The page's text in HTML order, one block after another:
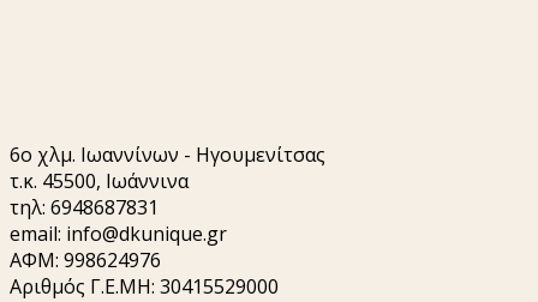
6o χλμ. Ιωαννίνων - Ηγουμενίτσας
τ.κ. 45500, Ιωάννινα
τηλ: 6948687831
email: info@dkunique.gr
ΑΦΜ: 998624976
Αριθμός Γ.Ε.ΜΗ: 30415529000